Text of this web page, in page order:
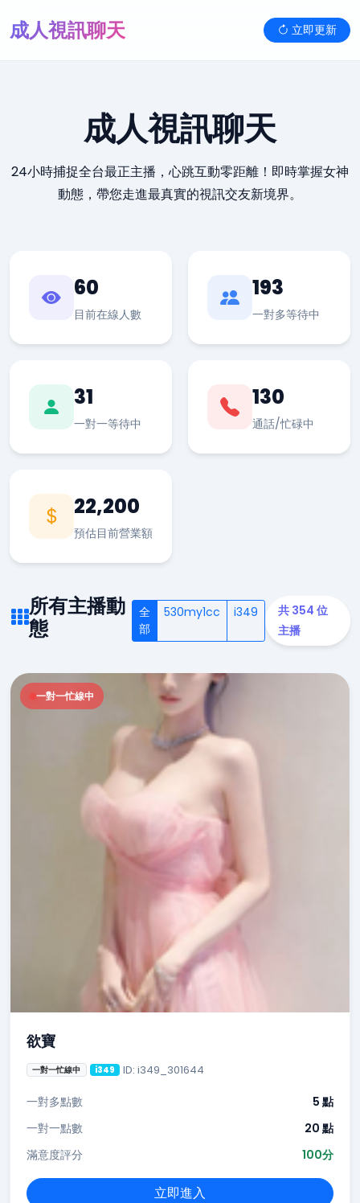
成人視訊聊天 立即更新
成人視訊聊天
24小時捕捉全台最正主播，心跳互動零距離！即時掌握女神
動態，帶您走進最真實的視訊交友新境界。
60
目前在線人數
193
一對多等待中
31
一對一等待中
130
通話/忙碌中
22,200
預估目前營業額
所有主播動
態
全
部
530my1cc i349
共 354 位
主播
一對一忙線中
欲寶
一對一忙線中 i349 ID: i349_301644
一對多點數
5 點
一對一點數
20 點
滿意度評分
100分
立即進入